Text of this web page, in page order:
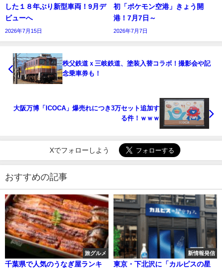
した１８年ぶり新型車両！9月デ
ビューへ
2026年7月15日
初「ポケモン空港」きょう開
港！7月7日～
2026年7月7日
秩父鉄道ｘ三岐鉄道、塗装入替コラボ！撮影会や記
念乗車券も！
大阪万博「ICOCA」爆売れにつき3万セット追加す
る件！ｗｗｗ
Xでフォローしよう
おすすめの記事
旅グルメ
千葉県で人気のうなぎ屋ランキ
新情報発信
東京・下北沢に「カルピスの星